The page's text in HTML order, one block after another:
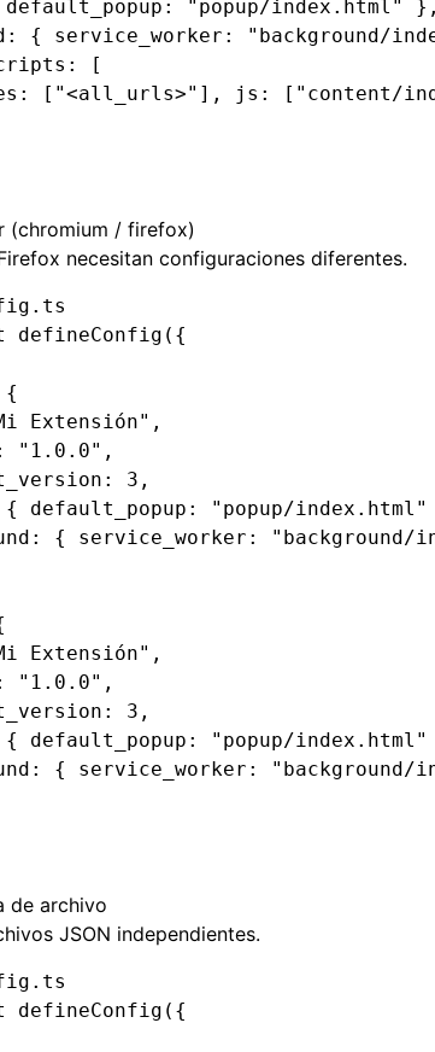
: "popup/index.html" } ,
: { service_worker : "background/
:
[
: [ "<all_urls>" ] , js : [ "content/
(chromium / firefox)
necesitan configuraciones diferentes.
defineConfig ({
{
Extensión" ,
"1.0.0" ,
: 3 ,
{ default_popup : "popup/index.html"
: { service_worker : "background/
Extensión" ,
"1.0.0" ,
: 3 ,
{ default_popup : "popup/index.html"
: { service_worker : "background/
de archivo
JSON independientes.
defineConfig ({